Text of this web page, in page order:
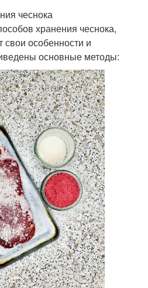
чеснока
хранения чеснока,
особенности и
основные методы: